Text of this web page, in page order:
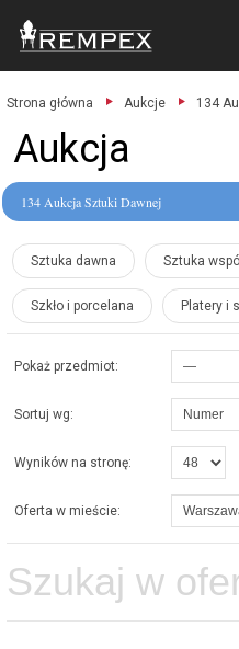
Strona główna Aukcje 134
Aukcja
134 Aukcja Sztuki Dawnej
Sztuka dawna Sztuka
Szkło i porcelana Platery i
Pokaż przedmiot:
Sortuj wg:
Wyników na stronę:
Oferta w mieście: